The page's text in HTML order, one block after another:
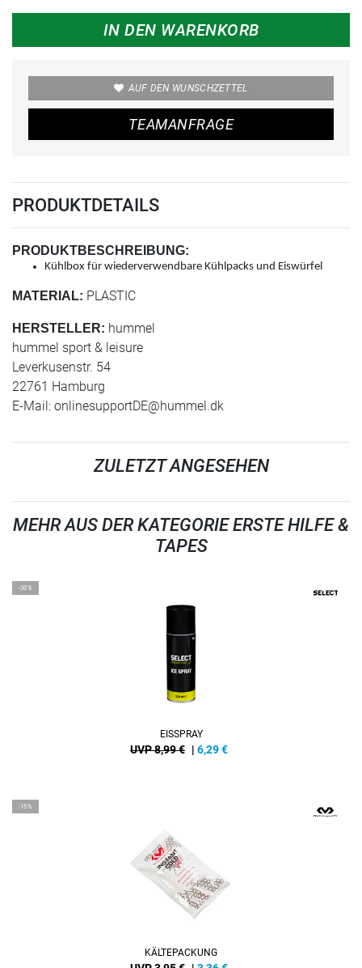
IN DEN WARENKORB
AUF DEN WUNSCHZETTEL
TEAMANFRAGE
PRODUKTDETAILS
PRODUKTBESCHREIBUNG:
Kühlbox für wiederverwendbare Kühlpacks und Eiswürfel
MATERIAL: PLASTIC
HERSTELLER: hummel
hummel sport & leisure
Leverkusenstr. 54
22761 Hamburg
E-Mail: onlinesupportDE@hummel.dk
ZULETZT ANGESEHEN
MEHR AUS DER KATEGORIE ERSTE HILFE &
TAPES
-30%
EISSPRAY
UVP 8,99 € | 6,29€
-15%
KÄLTEPACKUNG